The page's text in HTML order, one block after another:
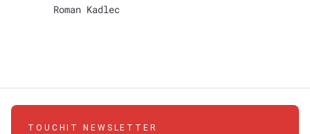
Roman Kadlec
TOUCHIT NEWSLETTER